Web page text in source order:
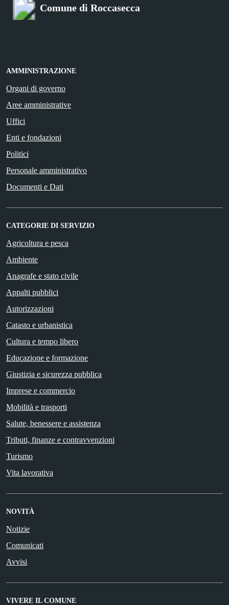
Comune di Roccasecca
AMMINISTRAZIONE
Organi di governo
Aree amministrative
Uffici
Enti e fondazioni
Politici
Personale amministrativo
Documenti e Dati
CATEGORIE DI SERVIZIO
Agricoltura e pesca
Ambiente
Anagrafe e stato civile
Appalti pubblici
Autorizzazioni
Catasto e urbanistica
Cultura e tempo libero
Educazione e formazione
Giustizia e sicurezza pubblica
Imprese e commercio
Mobilità e trasporti
Salute, benessere e assistenza
Tributi, finanze e contravvenzioni
Turismo
Vita lavorativa
NOVITÀ
Notizie
Comunicati
Avvisi
VIVERE IL COMUNE